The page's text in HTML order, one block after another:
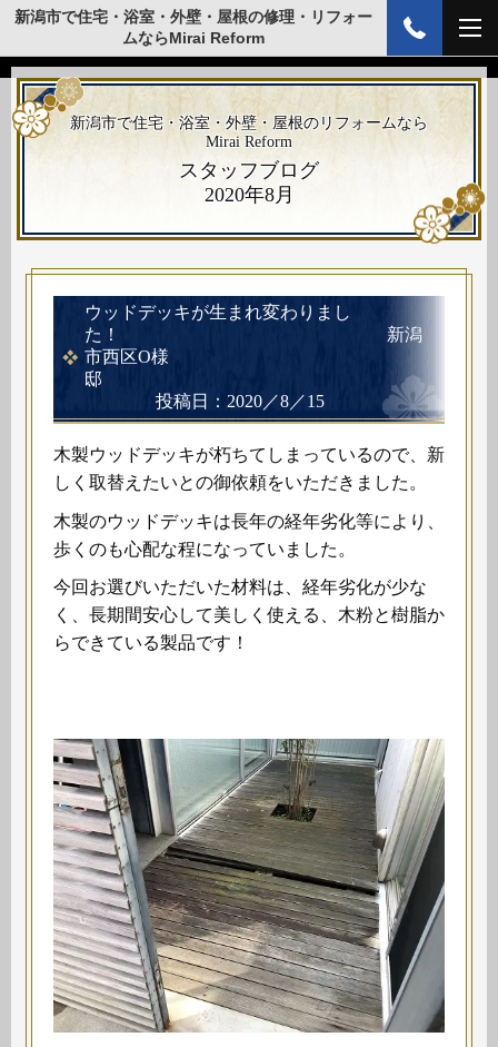
新潟市で住宅・浴室・外壁・屋根の修理・リフォー
ムならMirai Reform
新潟市で住宅・浴室・外壁・屋根のリフォームなら
Mirai Reform
スタッフブログ
2020年8月
ウッドデッキが生まれ変わりまし
た！ 新潟
市西区O様
邸
投稿日：2020／8／15
木製ウッドデッキが朽ちてしまっているので、新
しく取替えたいとの御依頼をいただきました。
木製のウッドデッキは長年の経年劣化等により、
歩くのも心配な程になっていました。
今回お選びいただいた材料は、経年劣化が少な
く、長期間安心して美しく使える、木粉と樹脂か
らできている製品です！